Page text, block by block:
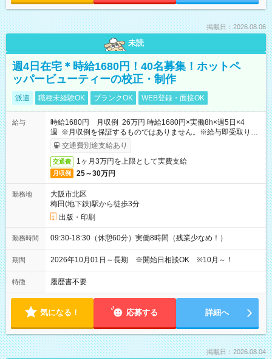
掲載日：2026.08.06
未読
週4日在宅＊時給1680円！40名募集！ホットペ
ッパービューティーの校正・制作
派遣 職種未経験OK ブランクOK WEB登録・面接OK
給与
時給1680円 月収例 26万円 時給1680円×実働8h×週5日×4
週 ※月収例を保証するものではありません。※給与即受取りサ
ービス利用可（利用条件有）
交通費別途支給あり
交通費 1ヶ月3万円を上限として実費支給
月収例 25～30万円
勤務地
大阪市北区
梅田(地下鉄)駅から徒歩3分
出版・印刷
勤務時間 09:30-18:30（休憩60分）実働8時間（残業少なめ！）
期間 2026年10月01日～長期 ※開始日相談OK ※10月～！
特徴 履歴書不要
気になる！ 応募する 詳細へ
掲載日：2026.08.04